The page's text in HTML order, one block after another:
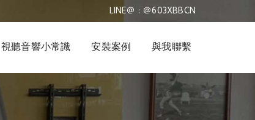
LINE＠ : ＠603XBBCN
視聽音響小常識 安裝案例 與我聯繫